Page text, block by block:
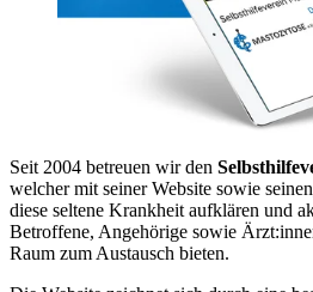
Seit 2004 betreuen wir den
welcher mit seiner Website sowie seinen
diese seltene Krankheit aufklären und
Betroffene, Angehörige sowie
Raum zum Austausch bieten.